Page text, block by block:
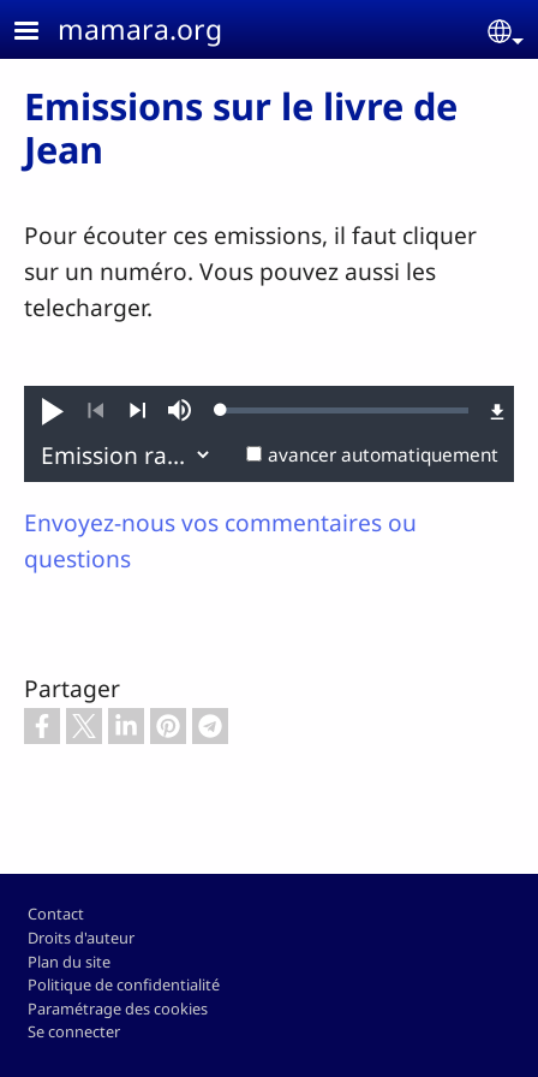
Aller au contenu principal
mamara.org
Emissions sur le livre de
Jean
Pour écouter ces emissions, il faut cliquer
sur un numéro. Vous pouvez aussi les
telecharger.
Jouer
Précédent
SourdineLoaded:
avancer automatiquement
Envoyez-nous vos commentaires ou
questions
Partager
Pied de page
Contact
Droits d'auteur
Plan du site
Politique de confidentialité
Paramétrage des cookies
Se connecter